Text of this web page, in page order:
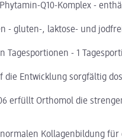
Q10-Komplex -
- gluten-, laktose- und
- 1
Entwicklung sorgfältig
Orthomol die
Kollagenbildung